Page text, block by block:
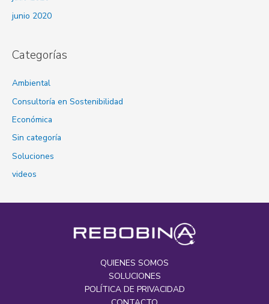
junio 2020
Categorías
Ambiental
Consultoría en Sostenibilidad
Económica
Sin categoría
Soluciones
videos
QUIENES SOMOS
SOLUCIONES
POLÍTICA DE PRIVACIDAD